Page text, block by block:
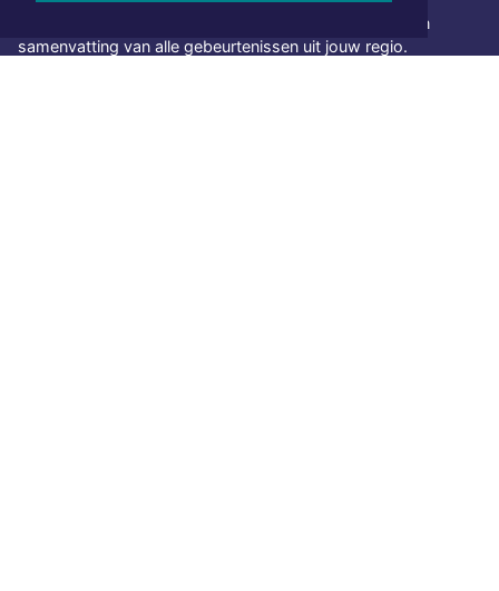
Schrijf je in voor onze nieuwsbrief en krijg wekelijks een
samenvatting van alle gebeurtenissen uit jouw regio.